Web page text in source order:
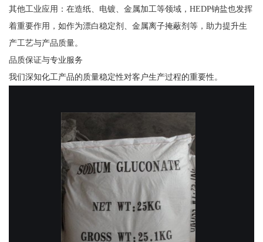
其他工业应用：在造纸、电镀、金属加工等领域，HEDP钠盐也发挥
着重要作用，如作为漂白稳定剂、金属离子掩蔽剂等，助力提升生
产工艺与产品质量。
品质保证与专业服务
我们深知化工产品的质量稳定性对客户生产过程的重要性。